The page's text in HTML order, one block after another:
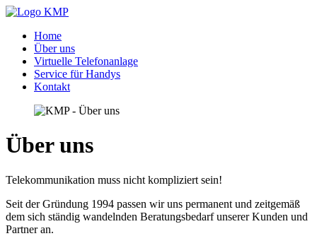
Home
Über uns
Virtuelle Telefonanlage
Service für Handys
Kontakt
Über uns
Telekommunikation muss nicht kompliziert sein!
Seit der Gründung 1994 passen wir uns permanent und zeitgemäß
dem sich ständig wandelnden Beratungsbedarf unserer Kunden und
Partner an.